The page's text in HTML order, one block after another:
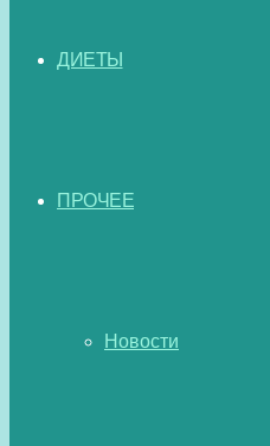
ДИЕТЫ
ПРОЧЕЕ
Новости